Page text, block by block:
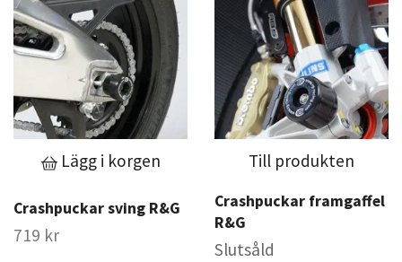
Lägg i korgen
Crashpuckar sving R&G
719 kr
Till produkten
Crashpuckar framgaffel
R&G
Slutsåld